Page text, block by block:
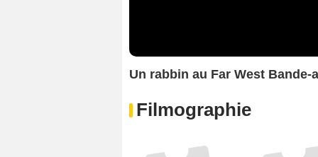
Un rabbin au Far West Bande-
Filmographie